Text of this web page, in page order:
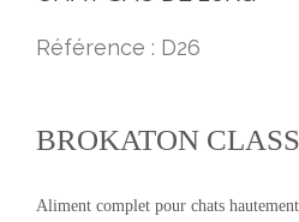
Référence : D26
BROKATON
Aliment complet pour chats